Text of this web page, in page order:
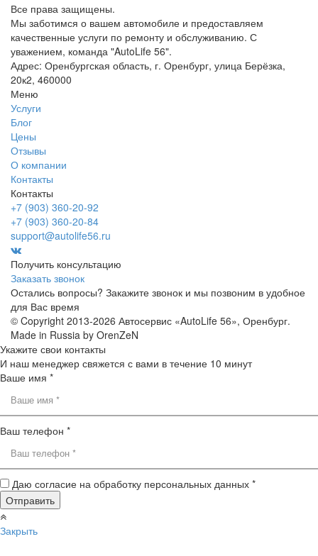
Все права защищены.
Мы заботимся о вашем автомобиле и предоставляем
качественные услуги по ремонту и обслуживанию. С
уважением, команда "AutoLife 56".
Адрес: Оренбургская область, г. Оренбург, улица Берёзка,
20к2, 460000
Меню
Услуги
Блог
Цены
Отзывы
О компании
Контакты
Контакты
+7 (903) 360-20-92
+7 (903) 360-20-84
support@autolife56.ru
Получить консультацию
Заказать звонок
Остались вопросы? Закажите звонок и мы позвоним в удобное
для Вас время
© Copyright 2013-2026 Автосервис «AutoLife 56», Оренбург.
Made in Russia by OrenZeN
Укажите свои контакты
И наш менеджер свяжется с вами в течение 10 минут
Ваше имя *
Ваш телефон *
Даю согласие на обработку персональных данных *
Закрыть